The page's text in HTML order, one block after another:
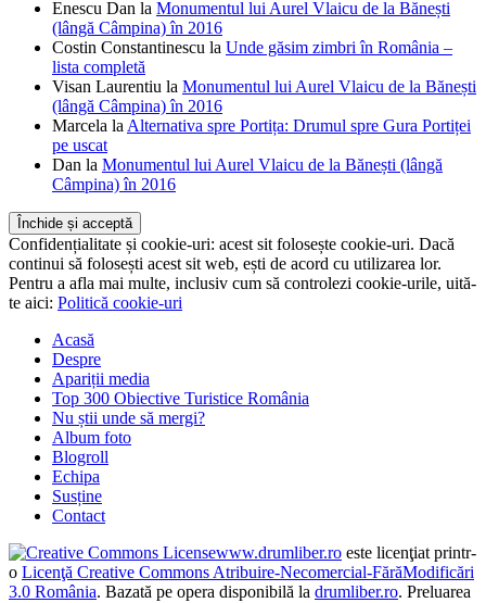
Enescu Dan la Monumentul lui Aurel Vlaicu de la Bănești
(lângă Câmpina) în 2016
Costin Constantinescu la Unde găsim zimbri în România –
lista completă
Visan Laurentiu la Monumentul lui Aurel Vlaicu de la Bănești
(lângă Câmpina) în 2016
Marcela laAlternativa spre Portița: Drumul spre Gura Portiței
pe uscat
Dan la Monumentul lui Aurel Vlaicu de la Bănești (lângă
Câmpina) în 2016
Confidențialitate și cookie-uri: acest sit folosește cookie-uri. Dacă
continui să folosești acest sit web, ești de acord cu utilizarea lor.
Pentru a afla mai multe, inclusiv cum să controlezi cookie-urile, uită-
te aici: Politică cookie-uri
Acasă
Despre
Apariții media
Top 300 Obiective Turistice România
Nu știi unde să mergi?
Album foto
Blogroll
Echipa
Susține
Contact
www.drumliber.ro este licenţiat printr-
o Licenţă Creative Commons Atribuire-Necomercial-FărăModificări
3.0 România. Bazată pe opera disponibilă la drumliber.ro. Preluarea